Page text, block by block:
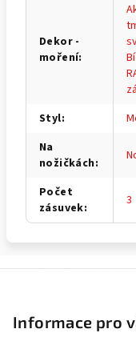
Dekor -
moření:
Styl:
Na
nožičkách:
Počet
zásuvek: 3
Informace pro